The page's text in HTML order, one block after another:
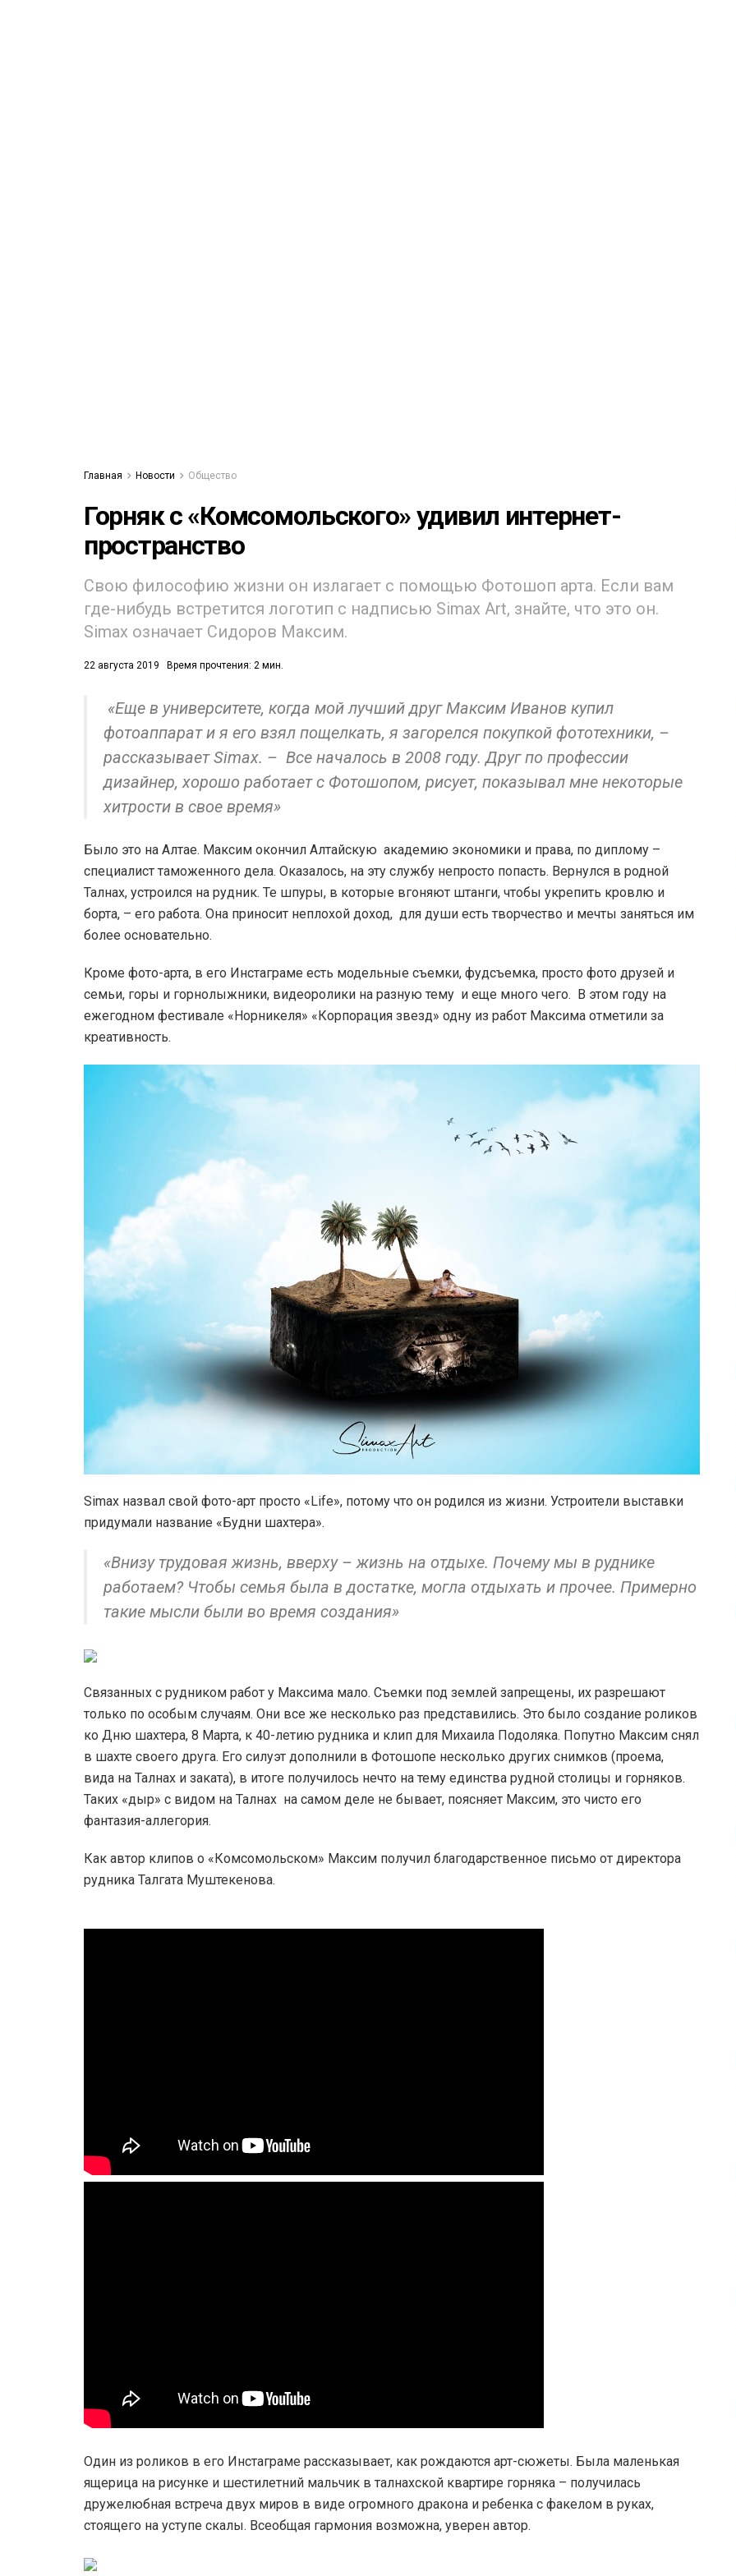
Главная Новости Общество
Горняк с «Комсомольского» удивил интернет-
пространство
Свою философию жизни он излагает с помощью Фотошоп арта. Если вам
где-нибудь встретится логотип с надписью Simax Art, знайте, что это он.
Simax означает Сидоров Максим.
22 августа 2019 Время прочтения: 2 мин.
«Еще в университете, когда мой лучший друг Максим Иванов купил
фотоаппарат и я его взял пощелкать, я загорелся покупкой фототехники, –
рассказывает Simax. – Все началось в 2008 году. Друг по профессии
дизайнер, хорошо работает с Фотошопом, рисует, показывал мне некоторые
хитрости в свое время»
Было это на Алтае. Максим окончил Алтайскую академию экономики и права, по диплому –
специалист таможенного дела. Оказалось, на эту службу непросто попасть. Вернулся в родной
Талнах, устроился на рудник. Те шпуры, в которые вгоняют штанги, чтобы укрепить кровлю и
борта, – его работа. Она приносит неплохой доход, для души есть творчество и мечты заняться им
более основательно.
Кроме фото-арта, в его Инстаграме есть модельные съемки, фудсъемка, просто фото друзей и
семьи, горы и горнолыжники, видеоролики на разную тему и еще много чего. В этом году на
ежегодном фестивале «Норникеля» «Корпорация звезд» одну из работ Максима отметили за
креативность.
Simax назвал свой фото-арт просто «Life», потому что он родился из жизни. Устроители выставки
придумали название «Будни шахтера».
«Внизу трудовая жизнь, вверху – жизнь на отдыхе. Почему мы в руднике
работаем? Чтобы семья была в достатке, могла отдыхать и прочее. Примерно
такие мысли были во время создания»
Связанных с рудником работ у Максима мало. Съемки под землей запрещены, их разрешают
только по особым случаям. Они все же несколько раз представились. Это было создание роликов
ко Дню шахтера, 8 Марта, к 40-летию рудника и клип для Михаила Подоляка. Попутно Максим снял
в шахте своего друга. Его силуэт дополнили в Фотошопе несколько других снимков (проема,
вида на Талнах и заката), в итоге получилось нечто на тему единства рудной столицы и горняков.
Таких «дыр» с видом на Талнах на самом деле не бывает, поясняет Максим, это чисто его
фантазия-аллегория.
Как автор клипов о «Комсомольском» Максим получил благодарственное письмо от директора
рудника Талгата Муштекенова.
Один из роликов в его Инстаграме рассказывает, как рождаются арт-сюжеты. Была маленькая
ящерица на рисунке и шестилетний мальчик в талнахской квартире горняка – получилась
дружелюбная встреча двух миров в виде огромного дракона и ребенка с факелом в руках,
стоящего на уступе скалы. Всеобщая гармония возможна, уверен автор.